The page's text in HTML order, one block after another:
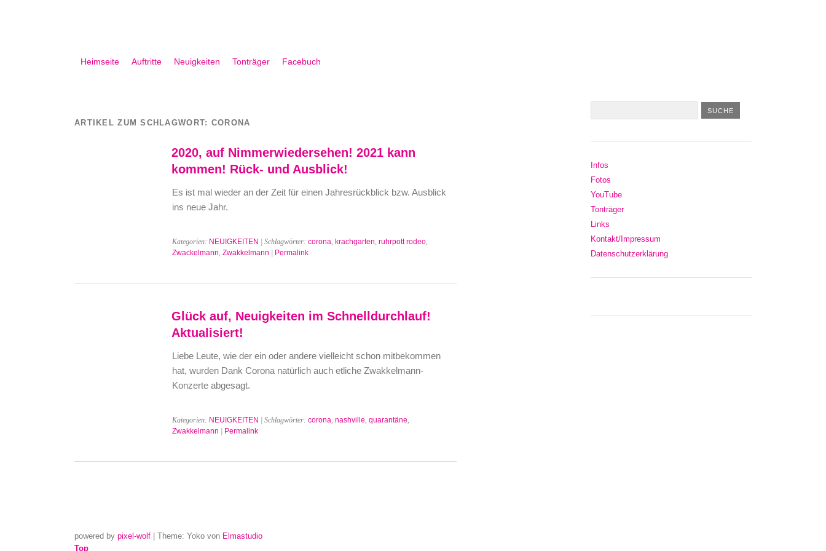
Heimseite Auftritte Neuigkeiten Tonträger Facebuch
ARTIKEL ZUM SCHLAGWORT: CORONA
2020, auf Nimmerwiedersehen! 2021 kann
kommen! Rück- und Ausblick!
Es ist mal wieder an der Zeit für einen Jahresrückblick bzw. Ausblick
ins neue Jahr.
Kategorien: NEUIGKEITEN | Schlagwörter: corona, krachgarten, ruhrpott rodeo,
Zwackelmann, Zwakkelmann Permalink
Glück auf, Neuigkeiten im Schnelldurchlauf!
Aktualisiert!
Liebe Leute, wie der ein oder andere vielleicht schon mitbekommen
hat, wurden Dank Corona natürlich auch etliche Zwakkelmann-
Konzerte abgesagt.
Kategorien: NEUIGKEITEN | Schlagwörter: corona, nashville, quarantäne,
Zwakkelmann
Permalink
Infos
Fotos
YouTube
Tonträger
Links
Kontakt/Impressum
Datenschutzerklärung
powered by pixel-wolf Theme: Yoko von Elmastudio
Top